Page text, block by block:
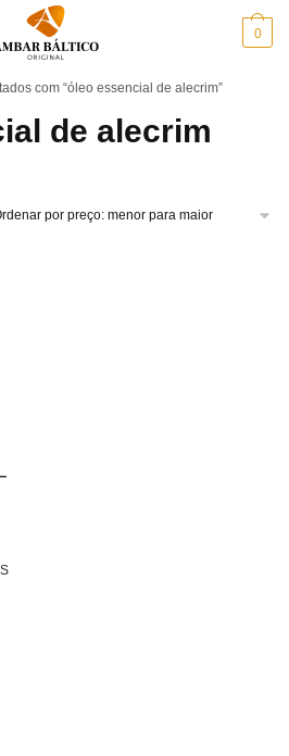
0
com “óleo essencial de alecrim”
de alecrim